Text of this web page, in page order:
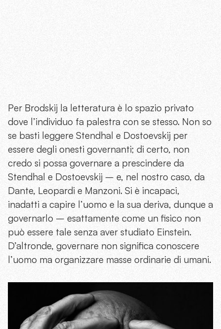
Per Brodskij la letteratura è lo spazio privato
dove l’individuo fa palestra con se stesso. Non so
se basti leggere Stendhal e Dostoevskij per
essere degli onesti governanti; di certo, non
credo si possa governare a prescindere da
Stendhal e Dostoevskij – e, nel nostro caso, da
Dante, Leopardi e Manzoni. Si è incapaci,
inadatti a capire l’uomo e la sua deriva, dunque a
governarlo – esattamente come un fisico non
può essere tale senza aver studiato Einstein.
D’altronde, governare non significa conoscere
l’uomo ma organizzare masse ordinarie di umani.